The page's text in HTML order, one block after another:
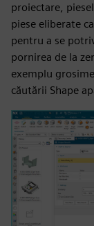
proiectare,
piese eliberate
pentru a se
pornirea de la
exemplu
căutării Shape